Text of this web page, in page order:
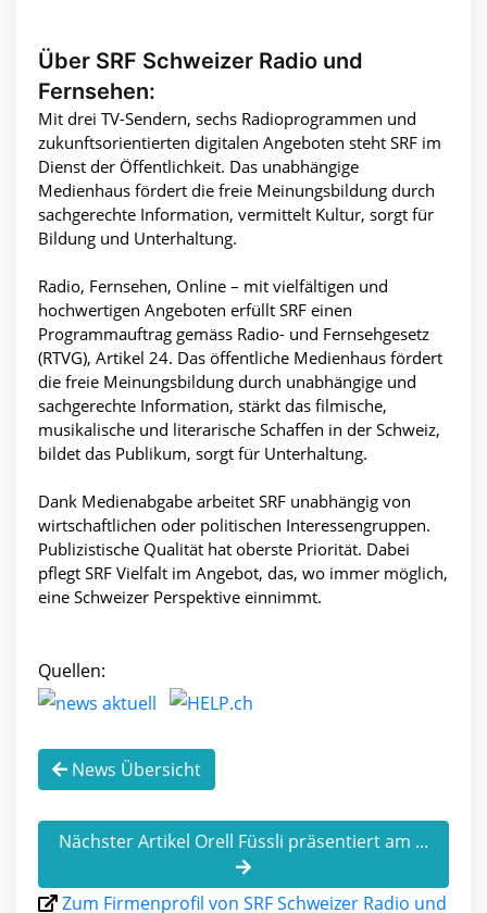
Über SRF Schweizer Radio und
Fernsehen:
Mit drei TV-Sendern, sechs Radioprogrammen und
zukunftsorientierten digitalen Angeboten steht SRF im
Dienst der Öffentlichkeit. Das unabhängige
Medienhaus fördert die freie Meinungsbildung durch
sachgerechte Information, vermittelt Kultur, sorgt für
Bildung und Unterhaltung.
Radio, Fernsehen, Online – mit vielfältigen und
hochwertigen Angeboten erfüllt SRF einen
Programmauftrag gemäss Radio- und Fernsehgesetz
(RTVG), Artikel 24. Das öffentliche Medienhaus fördert
die freie Meinungsbildung durch unabhängige und
sachgerechte Information, stärkt das filmische,
musikalische und literarische Schaffen in der Schweiz,
bildet das Publikum, sorgt für Unterhaltung.
Dank Medienabgabe arbeitet SRF unabhängig von
wirtschaftlichen oder politischen Interessengruppen.
Publizistische Qualität hat oberste Priorität. Dabei
pflegt SRF Vielfalt im Angebot, das, wo immer möglich,
eine Schweizer Perspektive einnimmt.
Quellen:
News Übersicht
Nächster Artikel Orell Füssli präsentiert am ...
Zum Firmenprofil von SRF Schweizer Radio und